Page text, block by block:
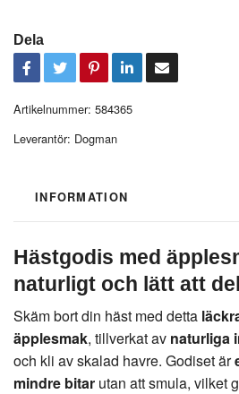
Dela
Artikelnummer: 584365
Leverantör: Dogman
INFORMATION
Hästgodis med
naturligt och lätt att
Skäm bort din häst med detta
äpplesmak, tillverkat av naturliga
och kli av skalad havre. Godiset är
mindre bitar utan att smula, vilket